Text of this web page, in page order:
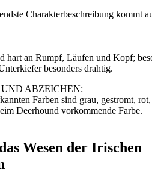
Charakterbeschreibung kommt
hart an Rumpf, Läufen und Kopf;
besonders drahtig.
ABZEICHEN:
Farben sind grau, gestromt,
Deerhound vorkommende Farbe.
Wesen der Irischen